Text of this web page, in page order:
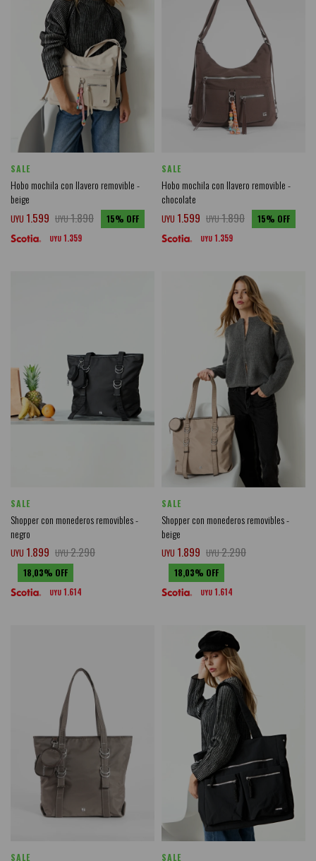
SALE
Hobo mochila con llavero removible -
beige
UYU 1.599 UYU1.890 15
UYU 1.359
SALE
Hobo mochila con llavero removible -
chocolate
UYU 1.599 UYU1.890 15
UYU 1.359
SALE
Shopper con monederos removibles -
negro
UYU 1.899 UYU2.290
18,03
UYU 1.614
SALE
Shopper con monederos removibles -
beige
UYU 1.899 UYU2.290
18,03
UYU 1.614
SALE SALE